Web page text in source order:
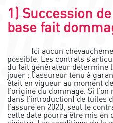
1) Succession
base fait
Ici aucun
possible. Les contrats
du fait générateur détermine
jouer : l’assureur tenu à
était en vigueur au moment
l’origine du dommage. Si
dans l’introduction) de tuiles
l’assuré en 2020, seul le
cette date pourra être mis